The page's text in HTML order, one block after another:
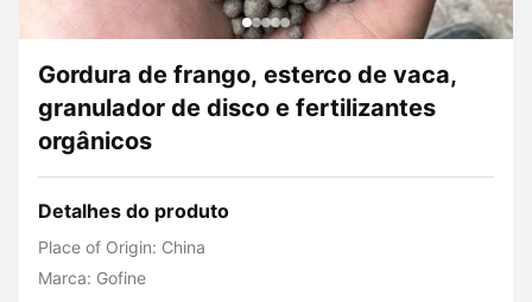
Gordura de frango, esterco de vaca,
granulador de disco e fertilizantes
orgânicos
Detalhes do produto
Place of Origin: China
Marca: Gofine